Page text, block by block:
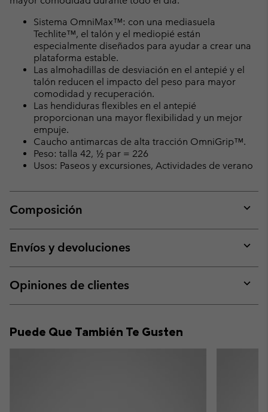
Sistema OmniMax™: con una mediasuela
Techlite™, el talón y el mediopié están
especialmente diseñados para ayudar a crear una
plataforma estable.
Las almohadillas de desviación en el antepié y el
talón reducen el impacto del peso para mayor
comodidad y recuperación.
Las hendiduras flexibles en el antepié
proporcionan una mayor flexibilidad y un mejor
empuje.
Caucho antimarcas de alta tracción OmniGrip™.
Peso: talla 42, ½ par = 226
Usos: Paseos y excursiones, Actividades de verano
Composición
or
Envíos y devoluciones
or
Opiniones de clientes
or
Puede Que También Te Gusten